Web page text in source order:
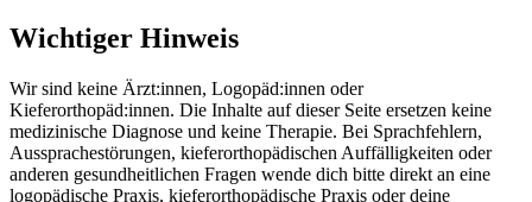
Wichtiger Hinweis
Wir sind keine Ärzt:innen, Logopäd:innen oder
Kieferorthopäd:innen. Die Inhalte auf dieser Seite ersetzen keine
medizinische Diagnose und keine Therapie. Bei Sprachfehlern,
Aussprachestörungen, kieferorthopädischen Auffälligkeiten oder
anderen gesundheitlichen Fragen wende dich bitte direkt an eine
logopädische Praxis, kieferorthopädische Praxis oder deine